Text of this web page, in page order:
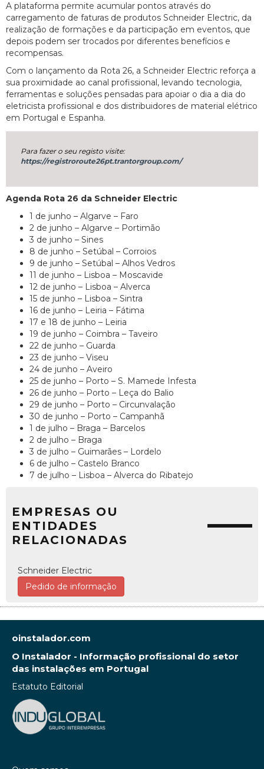
A plataforma permite acumular pontos através do
carregamento de faturas de produtos Schneider Electric, da
realização de formações e da participação em eventos, que
depois podem ser trocados por diferentes benefícios e
recompensas.
Com o lançamento da Rota 26, a Schneider Electric reforça a
sua proximidade ao canal profissional, levando tecnologia,
ferramentas e soluções pensadas para apoiar o dia a dia do
eletricista profissional e dos distribuidores de material elétrico
em Portugal e Espanha.
Para fazer o seu registo visite:
https://registroroute26pt.trantorgroup.com/
Agenda Rota 26 da Schneider Electric
1 de junho – Algarve – Faro
2 de junho – Algarve – Portimão
3 de junho – Sines
8 de junho – Setúbal – Corroios
9 de junho – Setúbal – Alhos Vedros
11 de junho – Lisboa – Moscavide
12 de junho – Lisboa – Alverca
15 de junho – Lisboa – Sintra
16 de junho – Leiria – Fátima
17 e 18 de junho – Leiria
19 de junho – Coimbra – Taveiro
22 de junho – Guarda
23 de junho – Viseu
24 de junho – Aveiro
25 de junho – Porto – S. Mamede Infesta
26 de junho – Porto – Leça do Balio
29 de junho – Porto – Circunvalação
30 de junho – Porto – Campanhã
1 de julho – Braga – Barcelos
2 de julho – Braga
3 de julho – Guimarães – Lordelo
6 de julho – Castelo Branco
7 de julho – Lisboa – Alverca do Ribatejo
EMPRESAS OU
ENTIDADES
RELACIONADAS
Schneider Electric
Pedido de informação
oinstalador.com
O Instalador - Informação profissional do setor
das instalações em Portugal
Estatuto Editorial